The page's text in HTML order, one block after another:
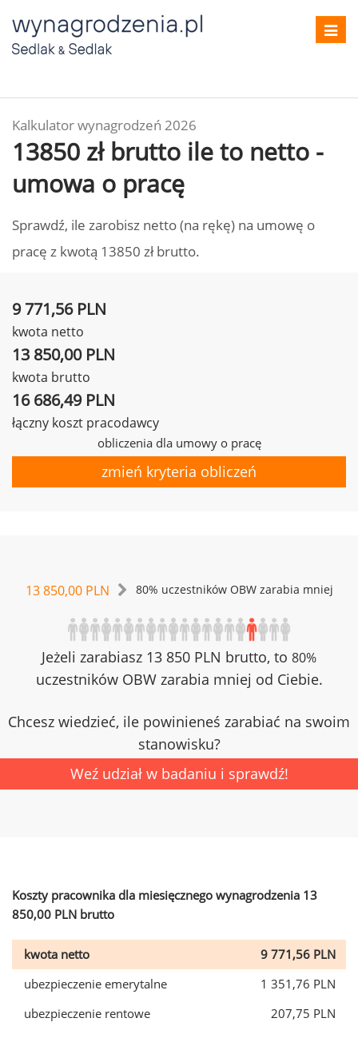
Kalkulator wynagrodzeń 2026
13850 zł brutto ile to netto -
umowa o pracę
Sprawdź, ile zarobisz netto (na rękę) na umowę o
pracę z kwotą 13850 zł brutto.
9 771,56 PLN
kwota netto
13 850,00 PLN
kwota brutto
16 686,49 PLN
łączny koszt pracodawcy
obliczenia dla umowy o pracę
zmień kryteria obliczeń
13 850,00 PLN 80% uczestników OBW zarabia mniej
Jeżeli zarabiasz 13 850 PLN brutto, to 80%
uczestników OBW zarabia mniej od Ciebie.
Chcesz wiedzieć, ile powinieneś zarabiać na swoim
stanowisku?
Weź udział w badaniu i sprawdź!
Koszty pracownika dla miesięcznego wynagrodzenia 13
850,00 PLN brutto
kwota netto
9 771,56 PLN
ubezpieczenie emerytalne
1 351,76 PLN
ubezpieczenie rentowe
207,75 PLN